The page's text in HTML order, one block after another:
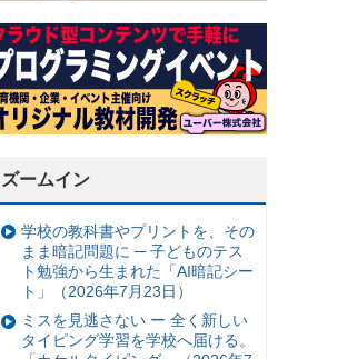
ズームイン
学校の教科書やプリントを、その
まま暗記問題に ─ 子どものテス
ト勉強から生まれた「AI暗記シー
ト」（2026年7月23日）
ミスを見逃さない ー 全く新しい
タイピング学習を学校へ届ける。